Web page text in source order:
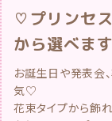
から選べま
お誕生日や発表会
花束タイプから飾
お気に入りのプリ